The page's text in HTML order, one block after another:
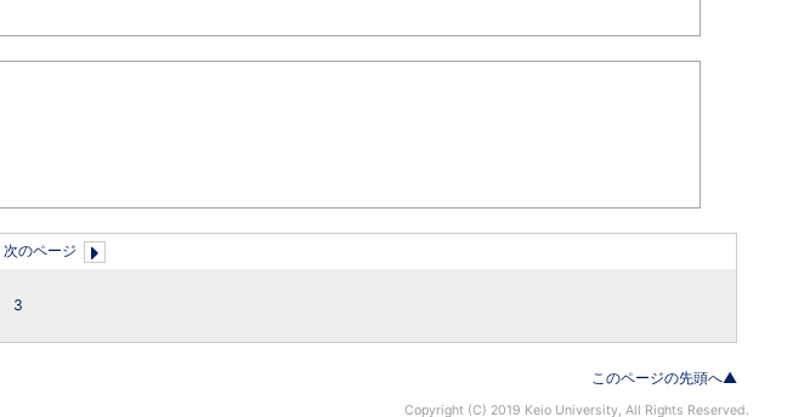
次のページ
3
このページの先頭へ▲
Copyright (C) 2019 Keio University, All Rights Reserved.